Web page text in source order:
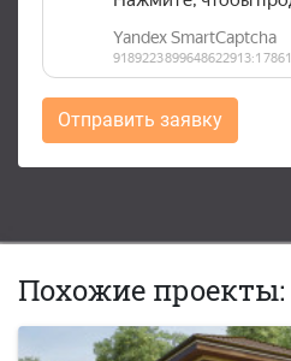
Отправить заявку
Похожие проекты: